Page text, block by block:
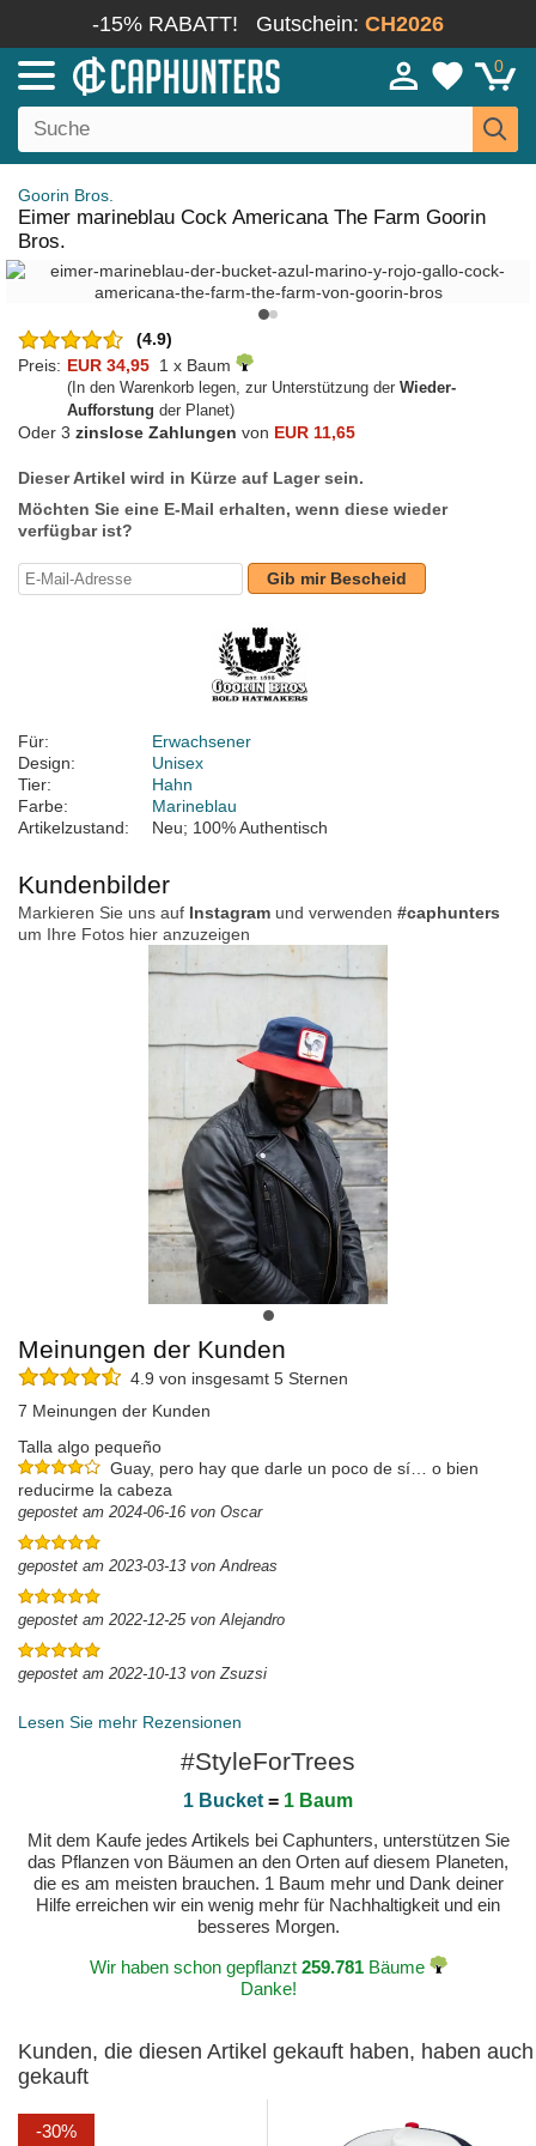
-15% RABATT! Gutschein: CH2026
0
Goorin Bros.
Eimer marineblau Cock Americana The Farm Goorin
Bros.
(4.9)
Preis: EUR 34,95 1 x Baum
(In den Warenkorb legen, zur Unterstützung der Wieder-
Aufforstung der Planet)
Oder 3 zinslose Zahlungen von EUR 11,65
Dieser Artikel wird in Kürze auf Lager sein.
Möchten Sie eine E-Mail erhalten, wenn diese wieder
verfügbar ist?
Gib mir Bescheid
Für:
Erwachsener
Design:
Unisex
Tier:
Hahn
Farbe:
Marineblau
Artikelzustand:
Neu; 100% Authentisch
Kundenbilder
Markieren Sie uns auf Instagram und verwenden #caphunters
um Ihre Fotos hier anzuzeigen
Meinungen der Kunden
4.9 von insgesamt 5 Sternen
7 Meinungen der Kunden
Talla algo pequeño
Guay, pero hay que darle un poco de sí… o bien
reducirme la cabeza
gepostet am 2024-06-16 von Oscar
gepostet am 2023-03-13 von Andreas
gepostet am 2022-12-25 von Alejandro
gepostet am 2022-10-13 von Zsuzsi
Lesen Sie mehr Rezensionen
#StyleForTrees
1 Bucket = 1 Baum
Mit dem Kaufe jedes Artikels bei Caphunters, unterstützen Sie
das Pflanzen von Bäumen an den Orten auf diesem Planeten,
die es am meisten brauchen. 1 Baum mehr und Dank deiner
Hilfe erreichen wir ein wenig mehr für Nachhaltigkeit und ein
besseres Morgen.
Wir haben schon gepflanzt 259.781Bäume
Danke!
Kunden, die diesen Artikel gekauft haben, haben auch
gekauft
-30%